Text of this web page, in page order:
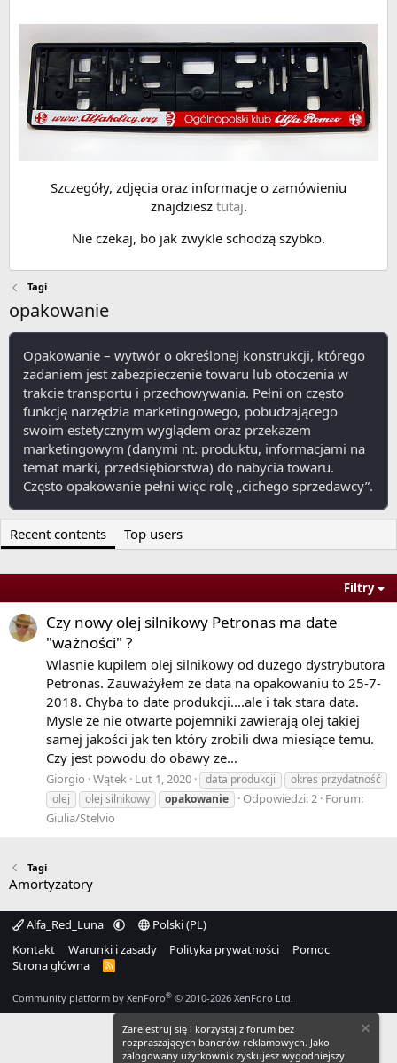
Szczegóły, zdjęcia oraz informacje o zamówieniu
znajdziesz tutaj.
Nie czekaj, bo jak zwykle schodzą szybko.
Tagi
opakowanie
Opakowanie – wytwór o określonej konstrukcji, którego
zadaniem jest zabezpieczenie towaru lub otoczenia w
trakcie transportu i przechowywania. Pełni on często
funkcję narzędzia marketingowego, pobudzającego
swoim estetycznym wyglądem oraz przekazem
marketingowym (danymi nt. produktu, informacjami na
temat marki, przedsiębiorstwa) do nabycia towaru.
Często opakowanie pełni więc rolę „cichego sprzedawcy”.
Recent contents Top users
Filtry
Czy nowy olej silnikowy Petronas ma date
"ważności" ?
Wlasnie kupilem olej silnikowy od dużego dystrybutora
Petronas. Zauważyłem ze data na opakowaniu to 25-7-
2018. Chyba to date produkcji....ale i tak stara data.
Mysle ze nie otwarte pojemniki zawierają olej takiej
samej jakości jak ten który zrobili dwa miesiące temu.
Czy jest powodu do obawy ze...
Giorgio Wątek Lut 1, 2020 data produkcji
okres przydatność
olej
olej silnikowy opakowanie Odpowiedzi: 2 Forum:
Giulia/Stelvio
Tagi
Amortyzatory
Alfa_Red_Luna
Polski (PL)
Kontakt
Warunki i zasady Polityka prywatności
Pomoc
Strona główna
R
Community platform by XenForo® © 2010-2026 XenForo Ltd.
Zarejestruj się i korzystaj z forum bez
rozpraszających banerów reklamowych. Jako
zalogowany użytkownik zyskujesz wygodniejszy